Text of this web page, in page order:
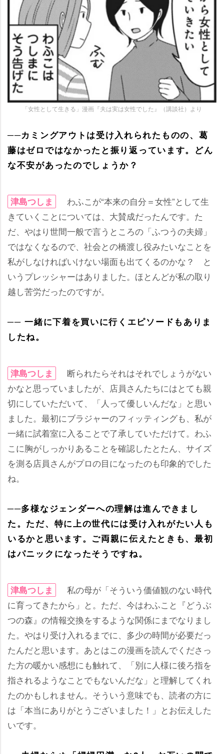
「女性として生きる」漫画『夫は実は女性でした』（講談社）より
──カミングアウトは受け入れられたものの、葛
藤はゼロではなかったと振り返っています。どん
な不安があったのでしょうか？
津島つしま
わふこが“本来の自分＝女性”として生
きていくことについては、大賛成だったんです。た
だ、やはり世間一般で言うところの「ふつうの夫婦」
ではなくなるので、社会との橋渡し役みたいなことを
私がしなければいけない場面も出てくるのかな？ と
いうプレッシャーはありました。ほとんどが私の取り
越し苦労だったのですが。
── 一緒に下着を買いに行くエピソードもありま
したね。
津島つしま
断られたらそれはそれでしょうがない
かなと思っていましたが、店員さんたちにはとても親
切にしていただいて、「人って優しいんだな」と思い
ました。最初にブラジャーのフィッティングも、私が
一緒に試着室に入ることで了承していただけて。わふ
こに胸がしっかりあることを確認したとたん、サイズ
を測る店員さんがプロの目になったのも印象的でした
ね。
──多様なジェンダーへの理解は進んできまし
た。ただ、特に上の世代には受け入れがたい人も
いるかと思います。ご両親に伝えたときも、最初
はパニックになったそうですね。
津島つしま
私の母が「そういう価値観のない時代
に育ってきたから」と。ただ、今はわふこと『どうぶ
つの森』の情報交換をするような関係にまでなりまし
た。やはり受け入れるまでに、多少の時間が必要だっ
たんだと思います。あとはこの漫画を読んでくださっ
た方の暖かい感想にも触れて、「別に人様に後ろ指を
指されるようなことでもないんだな」と理解してくれ
たのかもしれません。そういう意味でも、読者の方に
は「本当にありがとうございました！」とお伝えした
いです。